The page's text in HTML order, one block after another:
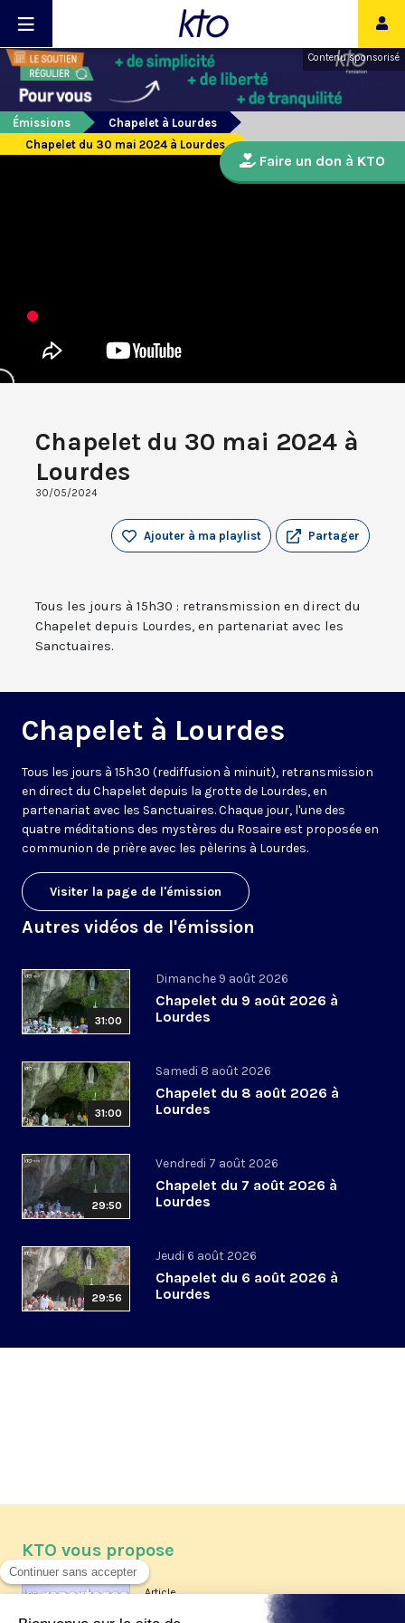
Contenu sponsorisé
Émissions
Chapelet à Lourdes
Chapelet du 30 mai 2024 à Lourdes
Chapelet du 30 mai 2024 à
Lourdes
30/05/2024
Partager
Ajouter à ma playlist
Tous les jours à 15h30 : retransmission en direct du
Chapelet depuis Lourdes, en partenariat avec les
Sanctuaires.
Chapelet à Lourdes
Tous les jours à 15h30 (rediffusion à minuit), retransmission
en direct du Chapelet depuis la grotte de Lourdes, en
partenariat avec les Sanctuaires. Chaque jour, l'une des
quatre méditations des mystères du Rosaire est proposée en
communion de prière avec les pèlerins à Lourdes.
Visiter la page de l'émission
Autres vidéos de l'émission
31:00
Dimanche 9 août 2026
Chapelet du 9 août 2026 à
Lourdes
31:00
Samedi 8 août 2026
Chapelet du 8 août 2026 à
Lourdes
29:50
Vendredi 7 août 2026
Chapelet du 7 août 2026 à
Lourdes
29:56
Jeudi 6 août 2026
Chapelet du 6 août 2026 à
Lourdes
Faire un don à KTO
KTO vous propose
Article
Les reportages d'été 2026 de KTO